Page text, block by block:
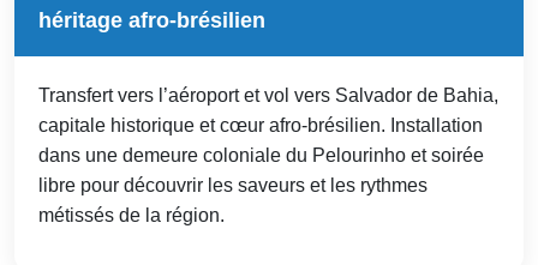
héritage afro-brésilien
Transfert vers l’aéroport et vol vers Salvador de Bahia,
capitale historique et cœur afro-brésilien. Installation
dans une demeure coloniale du Pelourinho et soirée
libre pour découvrir les saveurs et les rythmes
métissés de la région.